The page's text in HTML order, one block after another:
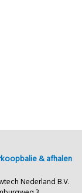
& afhalen
Nederland B.V.